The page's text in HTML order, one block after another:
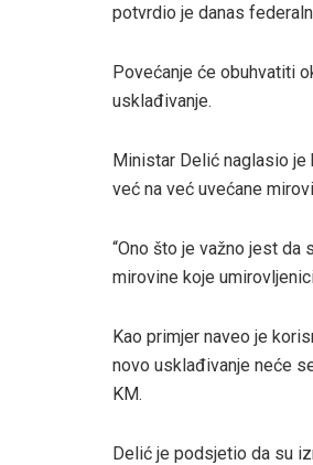
potvrdio je danas
Povećanje će obuhvatiti
usklađivanje.
Ministar Delić naglasio je
već na već uvećane
“Ono što je važno jest da
mirovine koje
Kao primjer naveo je
novo usklađivanje neće
KM.
Delić je podsjetio da su